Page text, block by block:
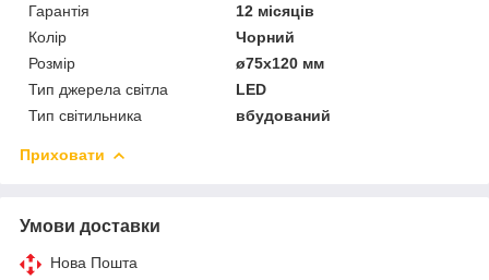
Гарантія
12 місяців
Колір
Чорний
Розмір
ø75х120 мм
Тип джерела світла
LED
Тип світильника
вбудований
Приховати
Умови доставки
Нова Пошта